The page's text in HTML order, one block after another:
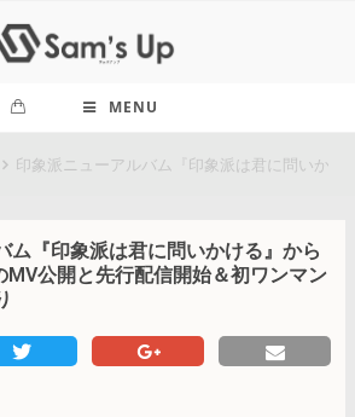
MENU
印象派ニューアルバム『印象派は君に問いか
ム『印象派は君に問いかける』から
MV公開と先行配信開始＆初ワンマン